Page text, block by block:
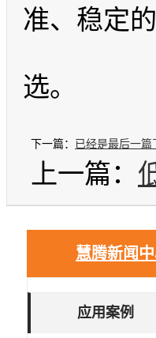
准、稳定
选。
下一篇： 已经是最后一篇
上一篇：
慧腾新闻
应用案例